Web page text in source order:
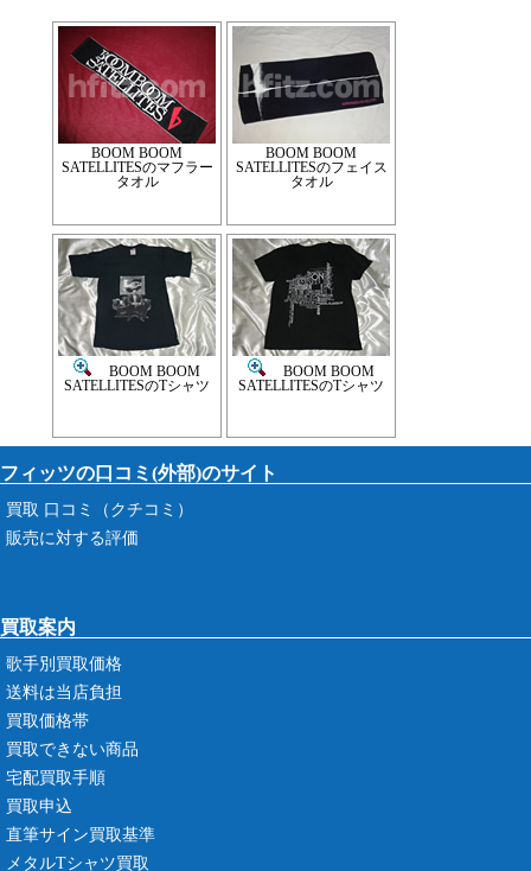
BOOM BOOM
SATELLITESのマフラー
タオル
BOOM BOOM
SATELLITESのフェイス
タオル
BOOM BOOM
SATELLITESのTシャツ
BOOM BOOM
SATELLITESのTシャツ
フィッツの口コミ(外部)のサイト
買取 口コミ（クチコミ）
販売に対する評価
買取案内
歌手別買取価格
送料は当店負担
買取価格帯
買取できない商品
宅配買取手順
買取申込
直筆サイン買取基準
メタルTシャツ買取